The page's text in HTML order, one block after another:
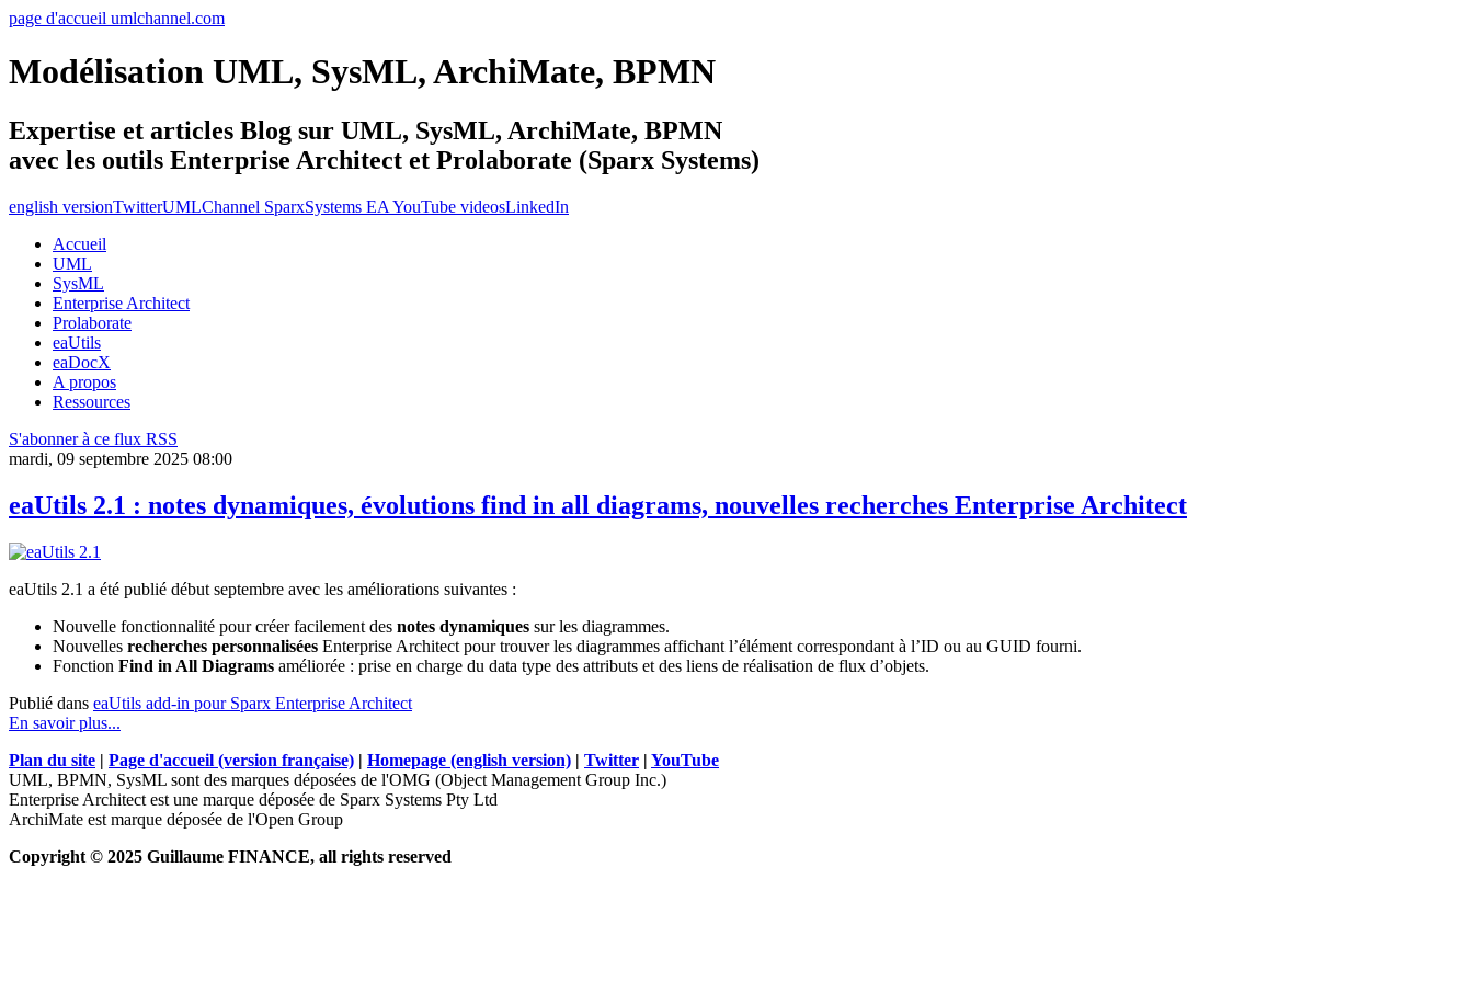
page d'accueil umlchannel.com
Modélisation UML, SysML, ArchiMate, BPMN
Expertise et articles Blog sur UML, SysML, ArchiMate, BPMN
avec les outils Enterprise Architect et Prolaborate (Sparx Systems)
english versionTwitterUMLChannel SparxSystems EA YouTube videosLinkedIn
Accueil
UML
SysML
Enterprise Architect
Prolaborate
eaUtils
eaDocX
A propos
Ressources
S'abonner à ce flux RSS
mardi, 09 septembre 2025 08:00
eaUtils 2.1 : notes dynamiques, évolutions find in all diagrams, nouvelles recherches Enterprise Architect
eaUtils 2.1 a été publié début septembre avec les améliorations suivantes :
Nouvelle fonctionnalité pour créer facilement des notes dynamiques sur les diagrammes.
Nouvelles recherches personnalisées Enterprise Architect pour trouver les diagrammes affichant l’élément correspondant à l’ID ou au GUID fourni.
Fonction Find in All Diagrams améliorée : prise en charge du data type des attributs et des liens de réalisation de flux d’objets.
Publié dans eaUtils add-in pour Sparx Enterprise Architect
En savoir plus...
Plan du site | Page d'accueil (version française) | Homepage (english version) | Twitter | YouTube
UML, BPMN, SysML sont des marques déposées de l'OMG (Object Management Group Inc.)
Enterprise Architect est une marque déposée de Sparx Systems Pty Ltd
ArchiMate est marque déposée de l'Open Group
Copyright © 2025 Guillaume FINANCE, all rights reserved